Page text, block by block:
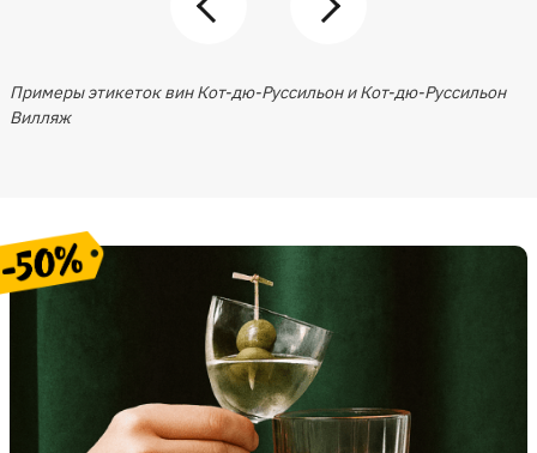
Примеры этикеток вин Кот-дю-Руссильон и Кот-дю-Руссильон
Вилляж